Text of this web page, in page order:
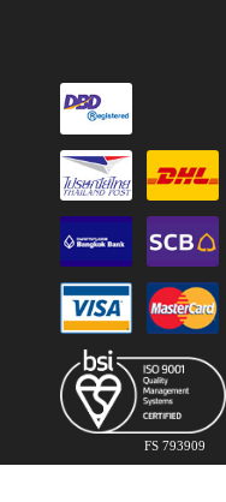
FS 793909